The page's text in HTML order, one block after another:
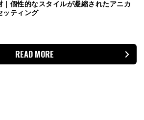
個性的なスタイルが凝縮されたアニカ
ッティング
READ MORE